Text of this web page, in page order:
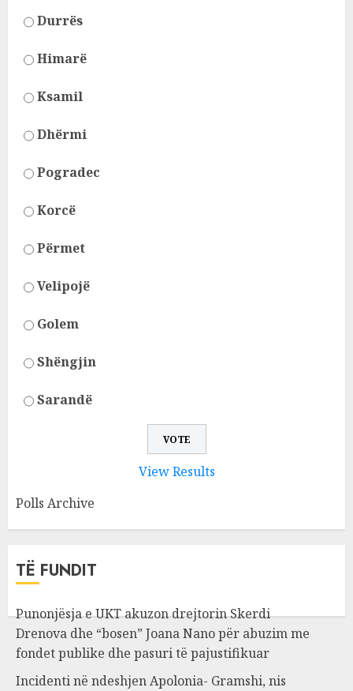
Durrës
Himarë
Ksamil
Dhërmi
Pogradec
Korcë
Përmet
Velipojë
Golem
Shëngjin
Sarandë
View Results
Polls Archive
TË FUNDIT
Punonjësja e UKT akuzon drejtorin Skerdi
Drenova dhe “bosen” Joana Nano për abuzim me
fondet publike dhe pasuri të pajustifikuar
Incidenti në ndeshjen Apolonia- Gramshi, nis